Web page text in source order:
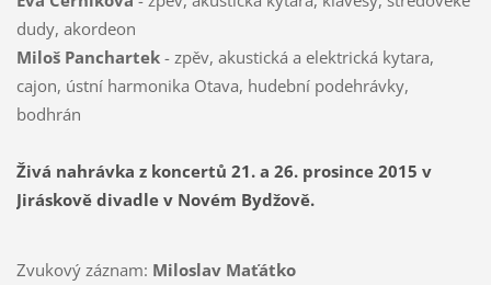
dudy, akordeon
Miloš Panchartek- zpěv, akustická a elektrická kytara,
cajon, ústní harmonika Otava, hudební podehrávky,
bodhrán
Živá nahrávka z koncertů 21. a 26. prosince 2015 v
Jiráskově divadle v Novém Bydžově.
Zvukový záznam: Miloslav Maťátko